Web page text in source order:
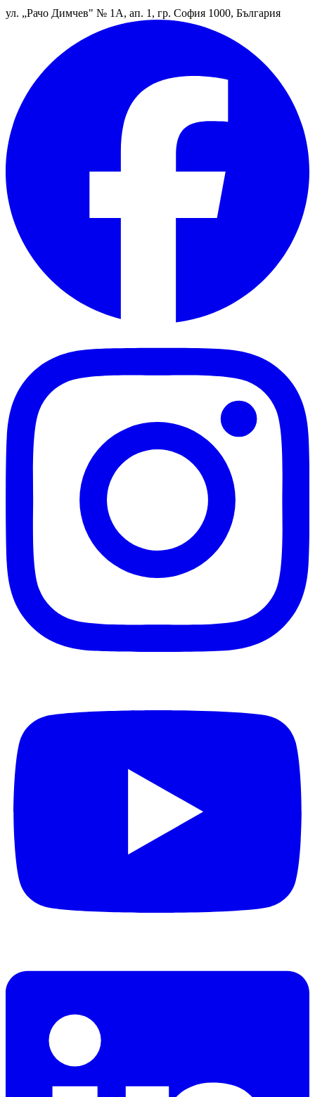
ул. „Рачо Димчев" № 1А, ап. 1, гр. София 1000, България